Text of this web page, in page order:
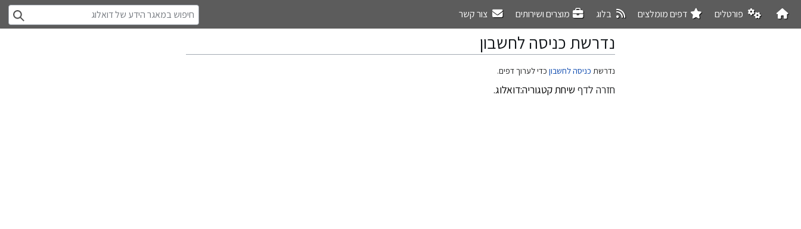
פורטלים דפים מומלצים בלוג מוצרים ושירותים צור קשר
נדרשת כניסה לחשבון
קפיצה
קפיצה
נדרשת כניסה לחשבון כדי לערוך דפים.
חזרה לדף שיחת קטגוריה:דואלוג.